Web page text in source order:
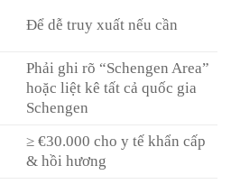
Để dễ truy xuất nếu cần
Phải ghi rõ “Schengen Area”
hoặc liệt kê tất cả quốc gia
Schengen
≥ €30.000 cho y tế khẩn cấp
& hồi hương